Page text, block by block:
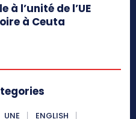
à l’unité de l’UE
à Ceuta
UNE
ENGLISH